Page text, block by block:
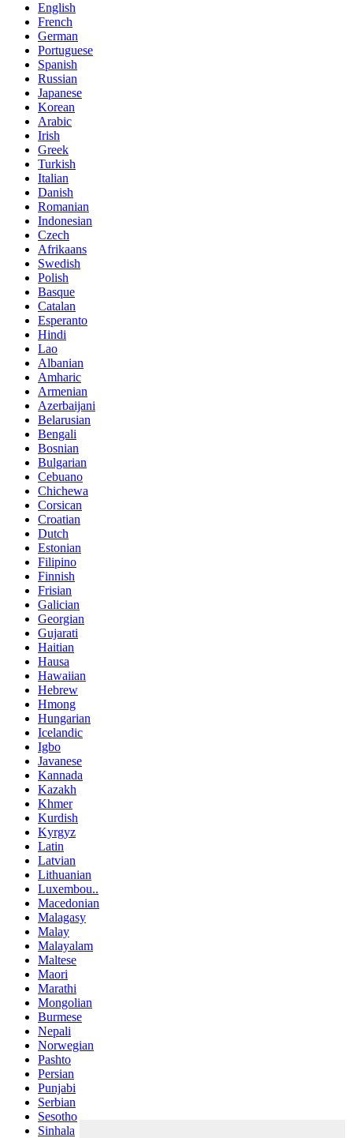
English
French
German
Portuguese
Spanish
Russian
Japanese
Korean
Arabic
Irish
Greek
Turkish
Italian
Danish
Romanian
Indonesian
Czech
Afrikaans
Swedish
Polish
Basque
Catalan
Esperanto
Hindi
Lao
Albanian
Amharic
Armenian
Azerbaijani
Belarusian
Bengali
Bosnian
Bulgarian
Cebuano
Chichewa
Corsican
Croatian
Dutch
Estonian
Filipino
Finnish
Frisian
Galician
Georgian
Gujarati
Haitian
Hausa
Hawaiian
Hebrew
Hmong
Hungarian
Icelandic
Igbo
Javanese
Kannada
Kazakh
Khmer
Kurdish
Kyrgyz
Latin
Latvian
Lithuanian
Luxembou..
Macedonian
Malagasy
Malay
Malayalam
Maltese
Maori
Marathi
Mongolian
Burmese
Nepali
Norwegian
Pashto
Persian
Punjabi
Serbian
Sesotho
Sinhala